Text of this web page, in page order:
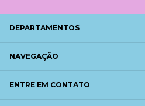
DEPARTAMENTOS
NAVEGAÇÃO
ENTRE EM CONTATO